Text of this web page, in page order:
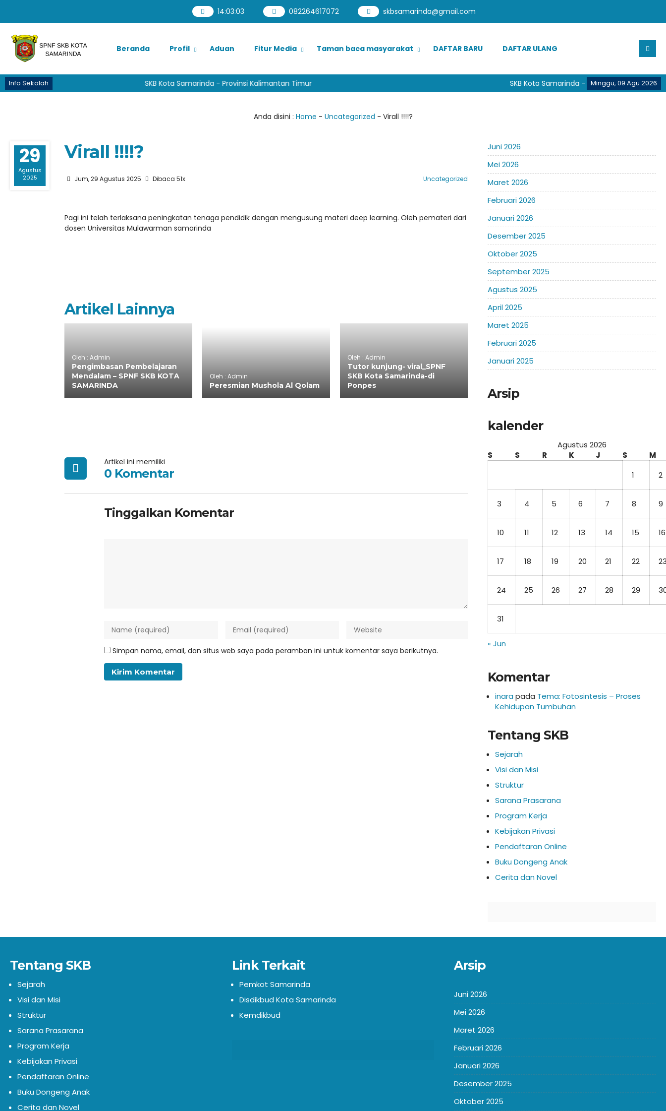
14:03:04 082264617072 skbsamarinda@gmail.com
Beranda Profil Aduan Fitur Media Taman baca masyarakat DAFTAR BARU DAFTAR ULANG
Info Sekolah Minggu, 09 Agu 2026
SKB Kota Samarinda - Provinsi Kalimantan
SKB Kota Samarinda - Provinsi Kalimantan Timur
Anda disini : Home - Uncategorized - Virall !!!!?
29
Agustus
2025
Virall !!!!?
Jum, 29 Agustus 2025 Dibaca 51x Uncategorized
Pagi ini telah terlaksana peningkatan tenaga pendidik dengan mengusung materi deep learning. Oleh pemateri dari
dosen Universitas Mulawarman samarinda
Artikel Lainnya
Oleh : Admin
Pengimbasan Pembelajaran
Mendalam – SPNF SKB KOTA
SAMARINDA
Oleh : Admin
Peresmian Mushola Al Qolam
Oleh : Admin
Tutor kunjung- viral_SPNF
SKB Kota Samarinda-di
Ponpes
Artikel ini memiliki
0 Komentar
Tinggalkan Komentar
Simpan nama, email, dan situs web saya pada peramban ini untuk komentar saya berikutnya.
Juni 2026
Mei 2026
Maret 2026
Februari 2026
Januari 2026
Desember 2025
Oktober 2025
September 2025
Agustus 2025
April 2025
Maret 2025
Februari 2025
Januari 2025
Arsip
kalender
Agustus 2026
S
S R K J S
M
1
2
3 4 5 6 7 8 9
10 11 12 13 14 15 16
17 18 19 20 21 22
24 25 26 27 28 29
31
« Jun
Komentar
inara pada Tema: Fotosintesis – Proses
Kehidupan Tumbuhan
Tentang SKB
Sejarah
Visi dan Misi
Struktur
Sarana Prasarana
Program Kerja
Kebijakan Privasi
Pendaftaran Online
Buku Dongeng Anak
Cerita dan Novel
Tentang SKB
Sejarah
Visi dan Misi
Struktur
Sarana Prasarana
Program Kerja
Kebijakan Privasi
Pendaftaran Online
Buku Dongeng Anak
Cerita dan Novel
Link Terkait
Pemkot Samarinda
Disdikbud Kota Samarinda
Kemdikbud
Arsip
Juni 2026
Mei 2026
Maret 2026
Februari 2026
Januari 2026
Desember 2025
Oktober 2025